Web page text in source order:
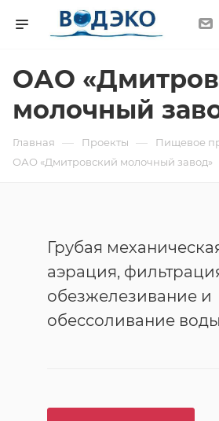
ОАО
молочный
Главная — Проекты — Пищевое
ОАО «Дмитровский молочный завод»
Грубая
аэрация,
обезжелезивание и
обессоливание